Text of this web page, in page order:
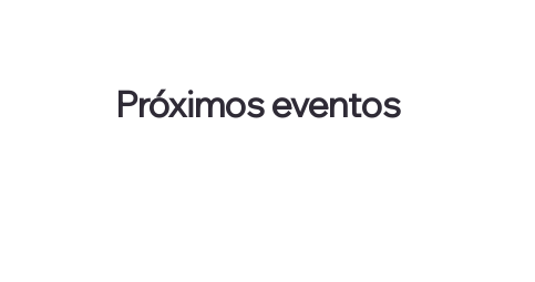
Próximos eventos